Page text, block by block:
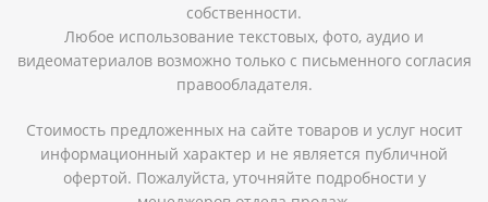
собственности.
Любое использование текстовых, фото, аудио и
видеоматериалов возможно только с письменного согласия
правообладателя.
Стоимость предложенных на сайте товаров и услуг носит
информационный характер и не является публичной
офертой. Пожалуйста, уточняйте подробности у